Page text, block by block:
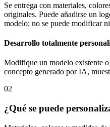
Se entrega con materiales,
originales. Puede añadirse un
modelo; no se puede modificar
Desarrollo totalmente
Modifique un modelo existente
concepto generado por IA,
02
¿Qué se puede